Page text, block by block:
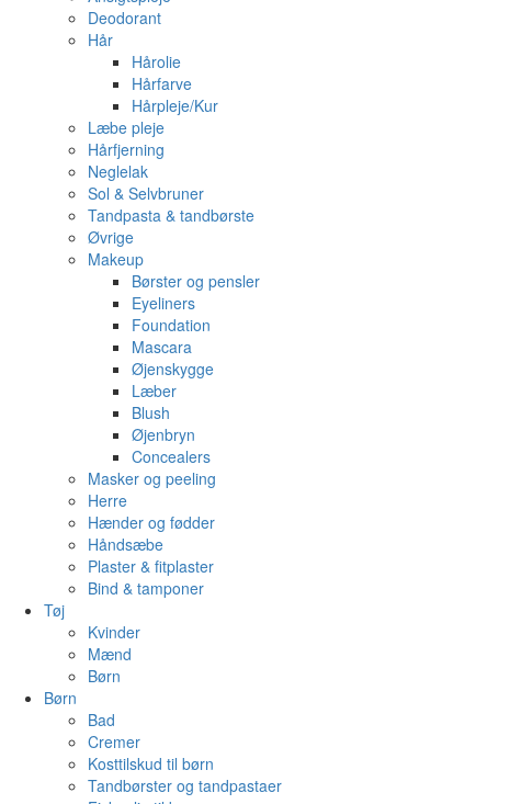
Deodorant
Hår
Hårolie
Hårfarve
Hårpleje/Kur
Læbe pleje
Hårfjerning
Neglelak
Sol & Selvbruner
Tandpasta & tandbørste
Øvrige
Makeup
Børster og pensler
Eyeliners
Foundation
Mascara
Øjenskygge
Læber
Blush
Øjenbryn
Concealers
Masker og peeling
Herre
Hænder og fødder
Håndsæbe
Plaster & fitplaster
Bind & tamponer
Tøj
Kvinder
Mænd
Børn
Børn
Bad
Cremer
Kosttilskud til børn
Tandbørster og tandpastaer